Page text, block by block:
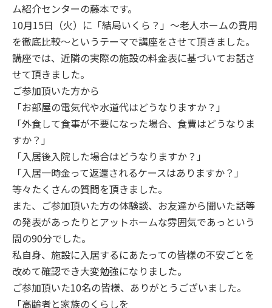
ム紹介センターの藤本です。
10月15日（火）に「結局いくら？」～老人ホームの費用
を徹底比較～というテーマで講座をさせて頂きました。
講座では、近隣の実際の施設の料金表に基づいてお話さ
せて頂きました。
ご参加頂いた方から
「お部屋の電気代や水道代はどうなりますか？」
「外食して食事が不要になった場合、食費はどうなりま
すか？」
「入居後入院した場合はどうなりますか？」
「入居一時金って返還されるケースはありますか？」
等々たくさんの質問を頂きました。
また、ご参加頂いた方の体験談、お友達から聞いた話等
の発表があったりとアットホームな雰囲気であっという
間の90分でした。
私自身、施設に入居するにあたっての皆様の不安ごとを
改めて確認でき大変勉強になりました。
ご参加頂いた10名の皆様、ありがとうございました。
「高齢者と家族のくらしを